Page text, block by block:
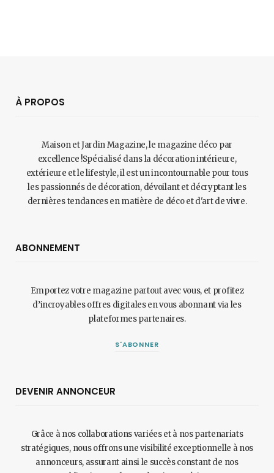
À PROPOS
Maison et Jardin Magazine, le magazine déco par
excellence !Spécialisé dans la décoration intérieure,
extérieure et le lifestyle, il est un incontournable pour tous
les passionnés de décoration, dévoilant et décryptant les
dernières tendances en matière de déco et d'art de vivre.
ABONNEMENT
Emportez votre magazine partout avec vous, et profitez
d’incroyables offres digitales en vous abonnant via les
plateformes partenaires.
S'ABONNER
DEVENIR ANNONCEUR
Grâce à nos collaborations variées et à nos partenariats
stratégiques, nous offrons une visibilité exceptionnelle à nos
annonceurs, assurant ainsi le succès constant de nos